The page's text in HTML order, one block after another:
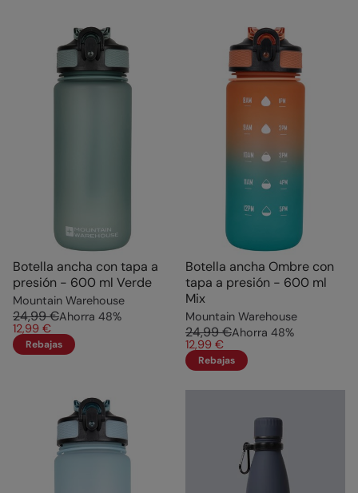
Botella ancha con tapa a
presión - 600 ml Verde
Mountain Warehouse
24,99 €Ahorra 48%
12,99 €
Rebajas
Botella ancha Ombre con
tapa a presión - 600 ml
Mix
Mountain Warehouse
24,99 €Ahorra 48%
12,99 €
Rebajas